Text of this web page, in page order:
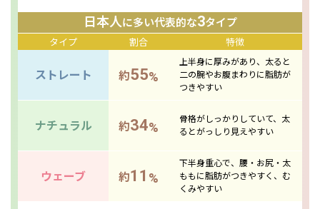
日本人に多い代表的な3タイプ
タイプ
ストレート
ナチュラル
ウェーブ
割合
約55%
約34%
約11 %
特徴
上半身に厚みがあり、太ると
二の腕やお腹まわりに脂肪が
つきやすい
骨格がしっかりしていて、太
るとがっしり見えやすい
下半身重心で、腰・お尻・太
ももに脂肪がつきやすく、む
くみやすい